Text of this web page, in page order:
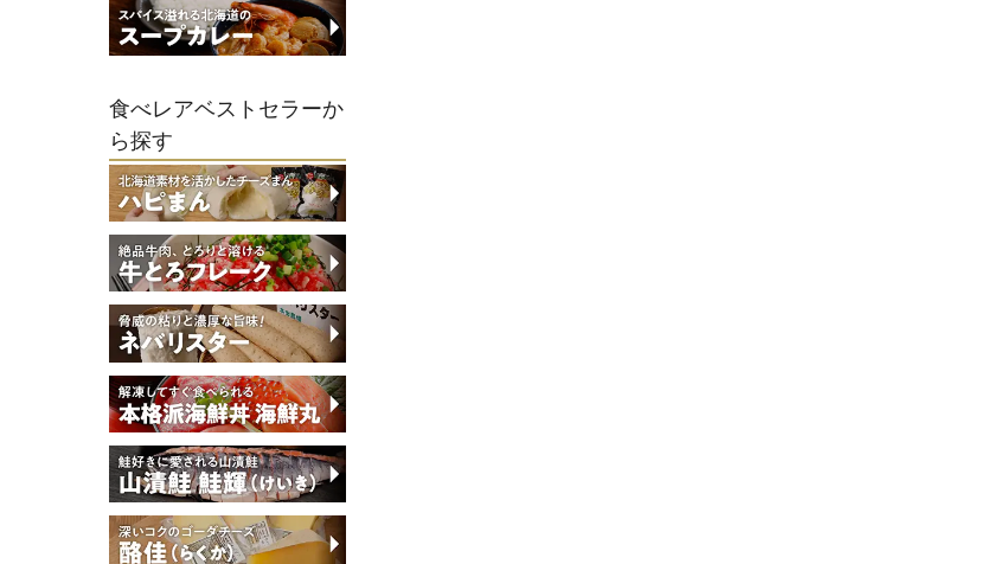
食べレアベストセラーか
ら探す